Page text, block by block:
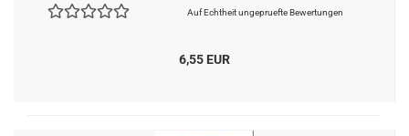
Auf Echtheit ungepruefte Bewertungen
6,55 EUR